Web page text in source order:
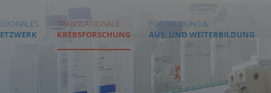
TRANSLATIONALE
KREBSFORSCHUNG
FORTBILDUNG &
AUS- UND WEITERBILDUNG